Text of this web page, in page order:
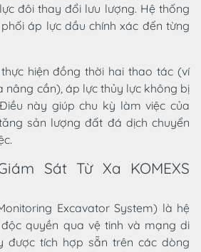
đôi thay đổi lưu lượng. Hệ thống
áp lực dầu chính xác đến từng
hiện đồng thời hai thao tác (ví
nâng cần), áp lực thủy lực không bị
này giúp chu kỳ làm việc của
sản lượng đất đá dịch chuyển
Sát Từ Xa KOMEXS
Excavator System) là hệ
quyền qua vệ tinh và mạng di
được tích hợp sẵn trên các dòng